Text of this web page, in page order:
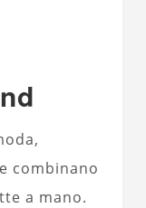
combinano
a mano.